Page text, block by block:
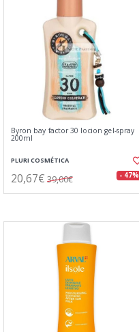
Byron bay factor 30 locion gel-spray
200ml
PLURI COSMÉTICA
20,67€ 39,00€ - 47%